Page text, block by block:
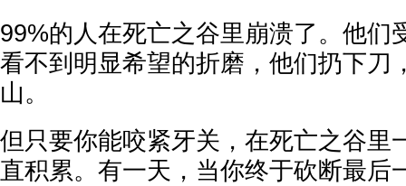
99%的人在死亡之谷里崩溃了。他们
看不到明显希望的折磨，他们扔下刀
山。
但只要你能咬紧牙关，在死亡之谷里
直积累。有一天，当你终于砍断最后